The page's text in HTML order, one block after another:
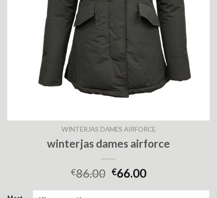
WINTERJAS DAMES AIRFORCE
winterjas dames airforce
€86.00 €66.00